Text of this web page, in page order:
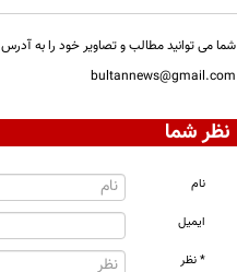
شما می توانید مطالب و تصاویر خود را به آدرس
bultannews@gmail.com
نظر شما
نام
ایمیل
* نظر